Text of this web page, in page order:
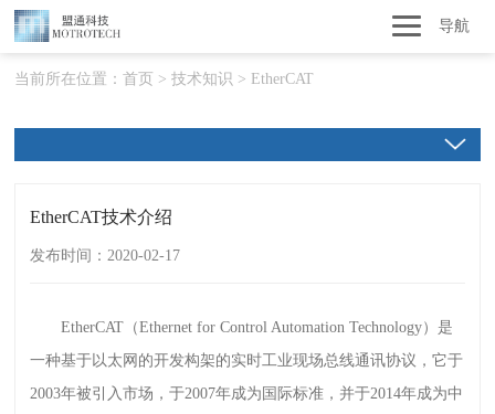
导航
当前所在位置：首页 >技术知识 > EtherCAT
EtherCAT技术介绍
发布时间：2020-02-17
EtherCAT（Ethernet for Control Automation Technology）是
一种基于以太网的开发构架的实时工业现场总线通讯协议，它于
2003年被引入市场，于2007年成为国际标准，并于2014年成为中